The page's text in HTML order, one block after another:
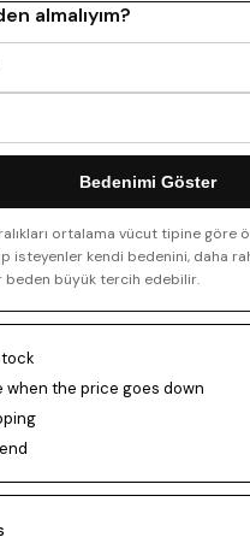
almalıyım?
Bedenimi Göster
ortalama vücut tipine göre
isteyenler kendi bedenini, daha
beden büyük tercih edebilir.
when the price goes down